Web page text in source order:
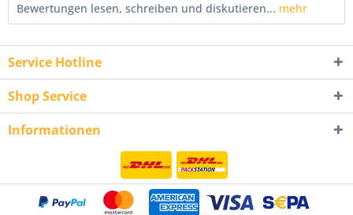
Bewertungen lesen, schreiben und diskutieren... mehr
Service Hotline
Shop Service
Informationen